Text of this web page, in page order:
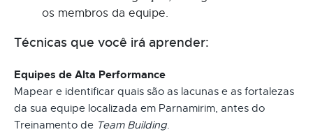
os membros da equipe.
Técnicas que você irá aprender:
Equipes de Alta Performance
Mapear e identificar quais são as lacunas e as fortalezas
da sua equipe localizada em Parnamirim, antes do
Treinamento de Team Building.